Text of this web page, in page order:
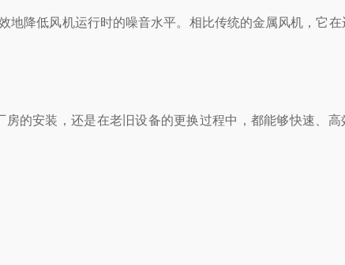
降低风机运行时的噪音水平。相比传统的金属风机，它在
的安装，还是在老旧设备的更换过程中，都能够快速、高